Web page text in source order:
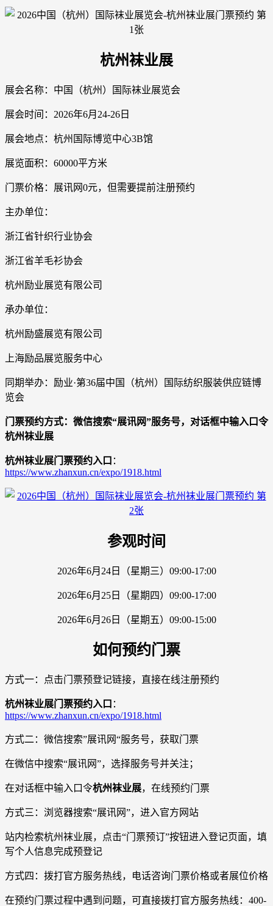
杭州袜业展
展会名称：中国（杭州）国际袜业展览会
展会时间：2026年6月24-26日
展会地点：杭州国际博览中心3B馆
展览面积：60000平方米
门票价格：展讯网0元，但需要提前注册预约
主办单位：
浙江省针织行业协会
浙江省羊毛衫协会
杭州励业展览有限公司
承办单位：
杭州励盛展览有限公司
上海励品展览服务中心
同期举办：励业·第36届中国（杭州）国际纺织服装供应链博
览会
门票预约方式：微信搜索“展讯网”服务号，对话框中输入口令
杭州袜业展
杭州袜业展门票预约入口 ：
https://www.zhanxun.cn/expo/1918.html
参观时间
2026年6月24日（星期三）09:00-17:00
2026年6月25日（星期四）09:00-17:00
2026年6月26日（星期五）09:00-15:00
如何预约门票
方式一：点击门票预登记链接，直接在线注册预约
杭州袜业展门票预约入口 ：
https://www.zhanxun.cn/expo/1918.html
方式二：微信搜索”展讯网“服务号，获取门票
在微信中搜索“展讯网”，选择服务号并关注；
在对话框中输入口令杭州袜业展，在线预约门票
方式三：浏览器搜索“展讯网”，进入官方网站
站内检索杭州袜业展，点击“门票预订”按钮进入登记页面，填
写个人信息完成预登记
方式四：拨打官方服务热线，电话咨询门票价格或者展位价格
在预约门票过程中遇到问题，可直接拨打官方服务热线：400-